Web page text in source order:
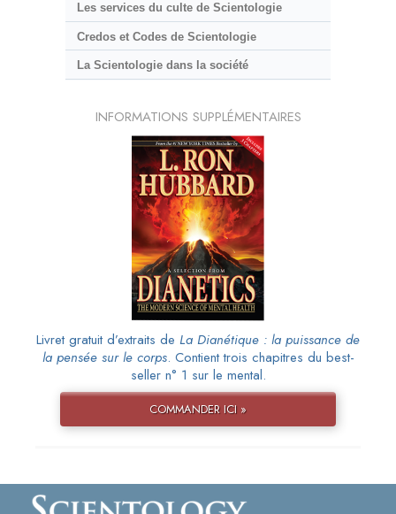
Les services du culte de Scientologie
Credos et Codes de Scientologie
La Scientologie dans la société
INFORMATIONS SUPPLÉMENTAIRES
Livret gratuit d’extraits de La Dianétique : la puissance de
la pensée sur le corps. Contient trois chapitres du best-
seller n° 1 sur le mental.
COMMANDER ICI »